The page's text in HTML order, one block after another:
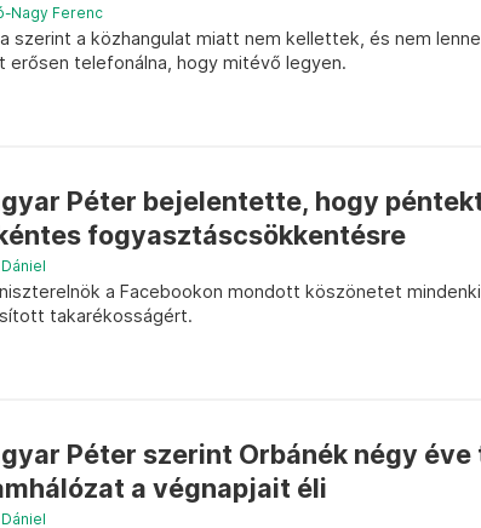
Nagy Ferenc
szerint a közhangulat miatt nem kellettek, és nem
erősen telefonálna, hogy mitévő legyen.
Péter bejelentette, hogy
fogyasztáscsökkentésre
a Facebookon mondott köszönetet
takarékosságért.
Péter szerint Orbánék négy
a végnapjait éli